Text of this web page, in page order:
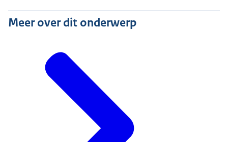
Meer over dit onderwerp